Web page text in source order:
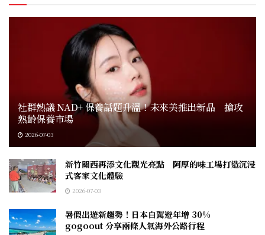
社群熱議 NAD+ 保養話題升溫！未來美推出新品 搶攻
熟齡保養市場
2026-07-03
新竹關西再添文化觀光亮點 阿厚的味工場打造沉浸
式客家文化體驗
2026-07-03
暑假出遊新趨勢！日本自駕遊年增 30%
gogoout 分享兩條人氣海外公路行程